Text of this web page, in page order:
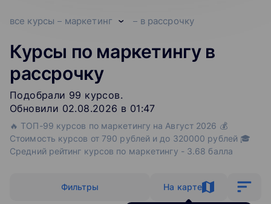
все курсы маркетинг в рассрочку
Курсы по маркетингу в
рассрочку
Подобрали 99 курсов.
Обновили 02.08.2026 в 01:47
🔥 ТОП-99 курсов по маркетингу на Август 2026 💰
Стоимость курсов от 790 рублей и до 320000 рублей 🎓
Средний рейтинг курсов по маркетингу - 3.68 балла
На карте
Фильтры